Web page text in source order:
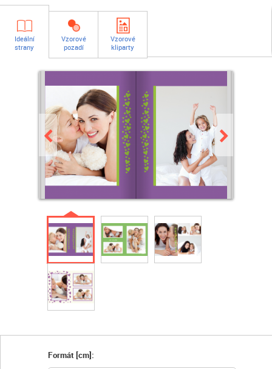
Ideální
strany
Vzorové
pozadí
Vzorové
kliparty
Formát [cm]: